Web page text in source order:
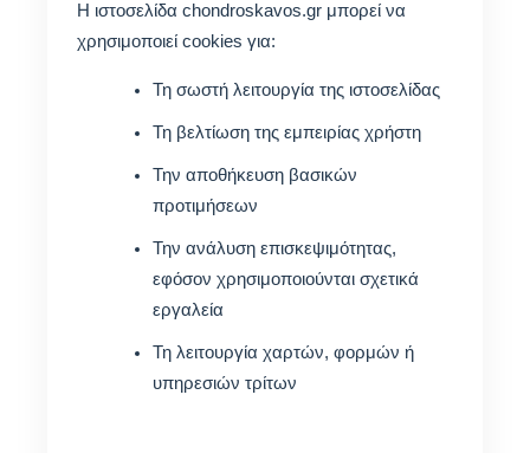
Η ιστοσελίδα chondroskavos.gr μπορεί να
χρησιμοποιεί cookies για:
Τη σωστή λειτουργία της ιστοσελίδας
Τη βελτίωση της εμπειρίας χρήστη
Την αποθήκευση βασικών
προτιμήσεων
Την ανάλυση επισκεψιμότητας,
εφόσον χρησιμοποιούνται σχετικά
εργαλεία
Τη λειτουργία χαρτών, φορμών ή
υπηρεσιών τρίτων